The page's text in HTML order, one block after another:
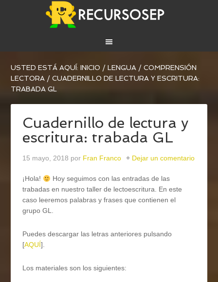
USTED ESTÁ AQUÍ:INICIO / LENGUA / COMPRENSIÓN
LECTORA / CUADERNILLO DE LECTURA Y ESCRITURA:
TRABADA GL
Cuadernillo de lectura y
escritura: trabada GL
15 mayo, 2018 por Fran Franco Dejar un comentario
¡Hola!
Hoy seguimos con las entradas de las
trabadas en nuestro taller de lectoescritura. En este
caso leeremos palabras y frases que contienen el
grupo GL.
Puedes descargar las letras anteriores pulsando
[AQUÍ].
Los materiales son los siguientes: